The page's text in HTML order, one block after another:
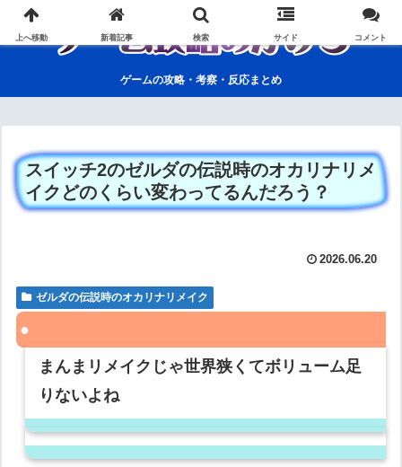
ゲームの攻略・考察・反応まとめ
スイッチ2のゼルダの伝説時のオカリナリメ
イクどのくらい変わってるんだろう？
2026.06.20
ゼルダの伝説時のオカリナリメイク
まんまリメイクじゃ世界狭くてボリューム足
りないよね
上へ移動 新着記事 検索 サイド コメント